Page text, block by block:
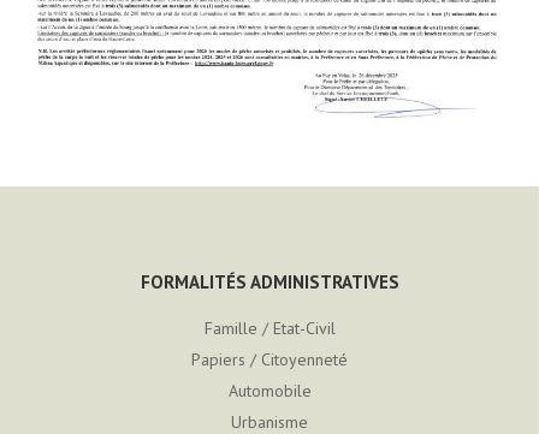
FORMALITÉS ADMINISTRATIVES
Famille / Etat-Civil
Papiers / Citoyenneté
Automobile
Urbanisme